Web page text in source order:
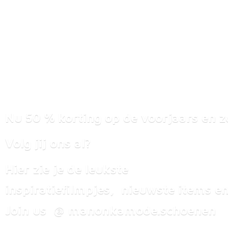
Nu 50 % korting op de voorjaars en
Volg jij ons al?
Hier zie je de leukste
inspiratiefilmpjes, nieuwste items
Join us @ manonkamode.schoenen